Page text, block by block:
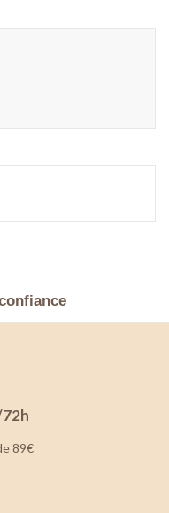
89€